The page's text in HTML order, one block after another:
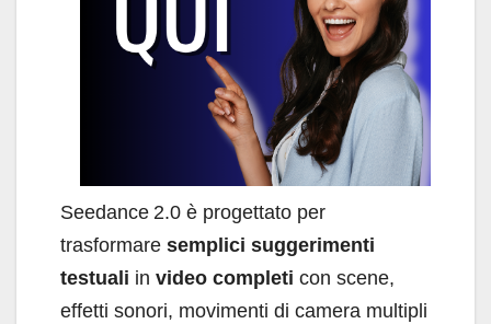
Seedance 2.0 è progettato per
trasformare semplici suggerimenti
testuali in video completi con scene,
effetti sonori, movimenti di camera multipli